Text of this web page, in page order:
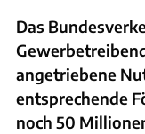
Das
angetriebene
entsprechende
noch 50